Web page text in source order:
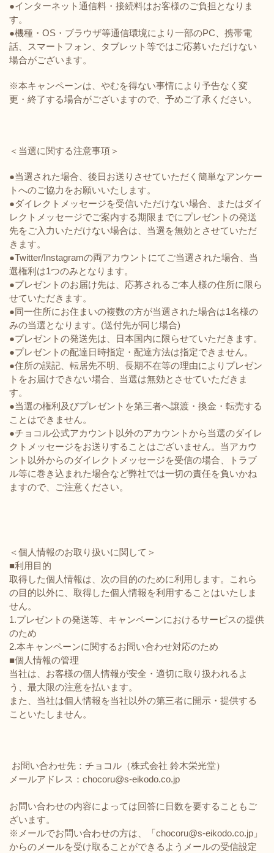
●インターネット通信料・接続料はお客様のご負担となりま
す。
●機種・OS・ブラウザ等通信環境により一部のPC、携帯電
話、スマートフォン、タブレット等ではご応募いただけない
場合がございます。
※本キャンペーンは、やむを得ない事情により予告なく変
更・終了する場合がございますので、予めご了承ください。
＜当選に関する注意事項＞
●当選された場合、後日お送りさせていただく簡単なアンケー
トへのご協力をお願いいたします。
●ダイレクトメッセージを受信いただけない場合、またはダイ
レクトメッセージでご案内する期限までにプレゼントの発送
先をご入力いただけない場合は、当選を無効とさせていただ
きます。
●Twitter/Instagramの両アカウントにてご当選された場合、当
選権利は1つのみとなります。
●プレゼントのお届け先は、応募されるご本人様の住所に限ら
せていただきます。
●同一住所にお住まいの複数の方が当選された場合は1名様の
みの当選となります。(送付先が同じ場合)
●プレゼントの発送先は、日本国内に限らせていただきます。
●プレゼントの配達日時指定・配達方法は指定できません。
●住所の誤記、転居先不明、長期不在等の理由によりプレゼン
トをお届けできない場合、当選は無効とさせていただきま
す。
●当選の権利及びプレゼントを第三者へ譲渡・換金・転売する
ことはできません。
●チョコル公式アカウント以外のアカウントから当選のダイレ
クトメッセージをお送りすることはございません。当アカウ
ント以外からのダイレクトメッセージを受信の場合、トラブ
ル等に巻き込まれた場合など弊社では一切の責任を負いかね
ますので、ご注意ください。
＜個人情報のお取り扱いに関して＞
■利用目的
取得した個人情報は、次の目的のために利用します。これら
の目的以外に、取得した個人情報を利用することはいたしま
せん。
1.プレゼントの発送等、キャンペーンにおけるサービスの提供
のため
2.本キャンペーンに関するお問い合わせ対応のため
■個人情報の管理
当社は、お客様の個人情報が安全・適切に取り扱われるよ
う、最大限の注意を払います。
また、当社は個人情報を当社以外の第三者に開示・提供する
こといたしません。
お問い合わせ先：チョコル（株式会社 鈴木栄光堂）
メールアドレス：chocoru@s-eikodo.co.jp
お問い合わせの内容によっては回答に日数を要することもご
ざいます。
※メールでお問い合わせの方は、「chocoru@s-eikodo.co.jp」
からのメールを受け取ることができるようメールの受信設定